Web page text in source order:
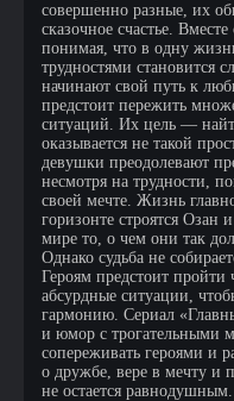
совершенно разные, их
сказочное счастье.
понимая, что в одну
трудностями становится
начинают свой путь к
предстоит пережить
ситуаций. Их цель —
оказывается не такой
девушки преодолевают
несмотря на трудности,
своей мечте. Жизнь
горизонте строятся
мире то, о чем они так
Однако судьба не
Героям предстоит
абсурдные ситуации,
гармонию. Сериал
и юмор с трогательными
сопереживать героями и
о дружбе, вере в мечту и
не остается равнодушным.